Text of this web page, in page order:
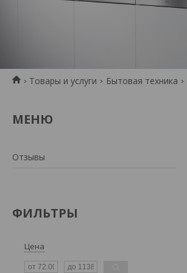
Товары и услуги Бытовая техника
Отзывы
ФИЛЬТРЫ
Цена